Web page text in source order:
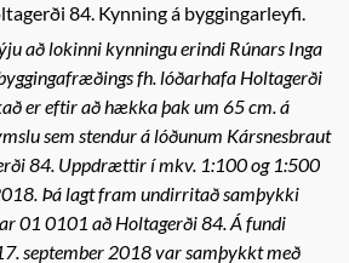
84. Kynning á byggingarleyfi.
að lokinni kynningu erindi Rúnars Inga
fh. lóðarhafa Holtagerði
er eftir að hækka þak um 65 cm. á
sem stendur á lóðunum Kársnesbraut
84. Uppdrættir í mkv. 1:100 og 1:500
Þá lagt fram undirritað samþykki
01 0101 að Holtagerði 84. Á fundi
september 2018 var samþykkt með